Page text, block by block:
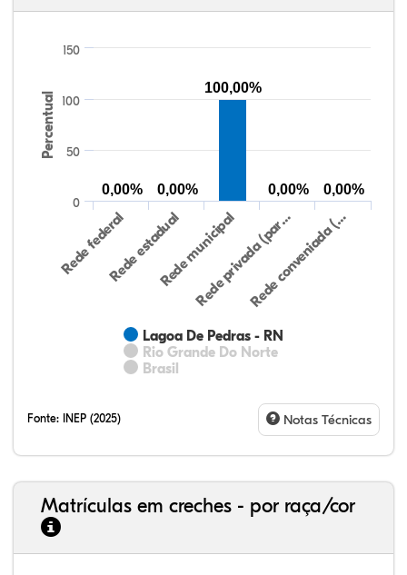
Percentual
Lagoa De Pedras - RN
Rio Grande Do Norte
Brasil
Rede federalRede estadualRede municipal
Rede privada (par…Rede conveniada (…
0
50
100
150
0,00% 0,00%
100,00%
0,00% 0,00%
Fonte: INEP (2025) Notas Técnicas
Matrículas em creches - por raça/cor